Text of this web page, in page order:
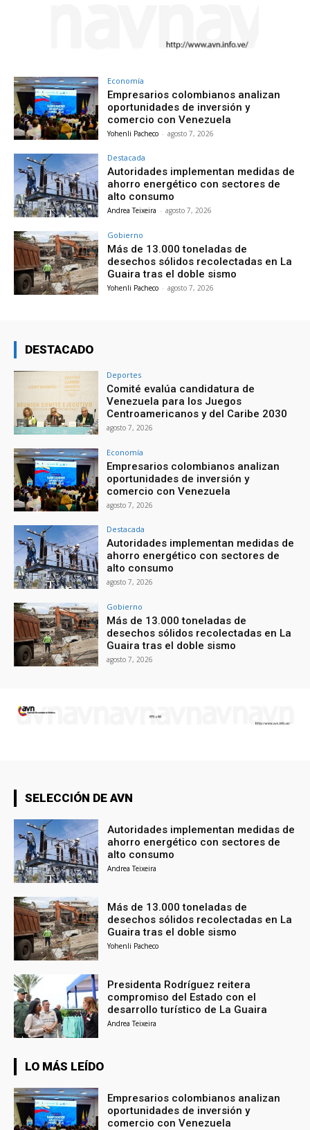
Economía
Empresarios colombianos analizan
oportunidades de inversión y
comercio con Venezuela
Yohenli Pacheco - agosto 7, 2026
Destacada
Autoridades implementan medidas de
ahorro energético con sectores de
alto consumo
Andrea Teixeira - agosto 7, 2026
Gobierno
Más de 13.000 toneladas de
desechos sólidos recolectadas en La
Guaira tras el doble sismo
Yohenli Pacheco - agosto 7, 2026
DESTACADO
Deportes
Comité evalúa candidatura de
Venezuela para los Juegos
Centroamericanos y del Caribe 2030
agosto 7, 2026
Economía
Empresarios colombianos analizan
oportunidades de inversión y
comercio con Venezuela
agosto 7, 2026
Destacada
Autoridades implementan medidas de
ahorro energético con sectores de
alto consumo
agosto 7, 2026
Gobierno
Más de 13.000 toneladas de
desechos sólidos recolectadas en La
Guaira tras el doble sismo
agosto 7, 2026
SELECCIÓN DE AVN
Autoridades implementan medidas de
ahorro energético con sectores de
alto consumo
Andrea Teixeira
Más de 13.000 toneladas de
desechos sólidos recolectadas en La
Guaira tras el doble sismo
Yohenli Pacheco
Presidenta Rodríguez reitera
compromiso del Estado con el
desarrollo turístico de La Guaira
Andrea Teixeira
LO MÁS LEÍDO
Empresarios colombianos analizan
oportunidades de inversión y
comercio con Venezuela